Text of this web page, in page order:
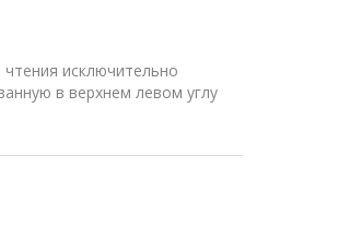
исключительно
в верхнем левом углу